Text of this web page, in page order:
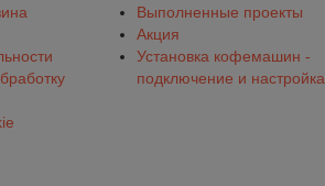
Выполненные проекты
Акция
Установка кофемашин -
подключение и настройка